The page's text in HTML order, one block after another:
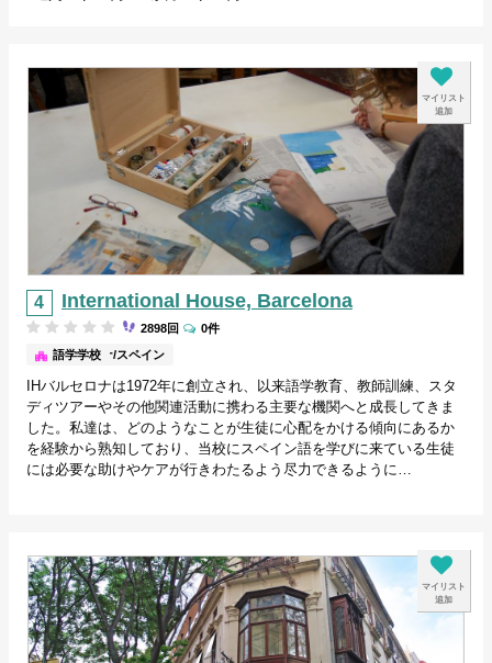
マイリスト
追加
International House, Barcelona
バルセロナ/スペイン
語学学校
2898回 0件
IHバルセロナは1972年に創立され、以来語学教育、教師訓練、スタ
ディツアーやその他関連活動に携わる主要な機関へと成長してきま
した。私達は、どのようなことが生徒に心配をかける傾向にあるか
を経験から熟知しており、当校にスペイン語を学びに来ている生徒
には必要な助けやケアが行きわたるよう尽力できるように…
マイリスト
追加